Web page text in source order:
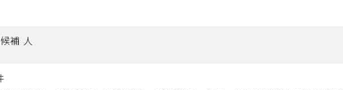
補 人